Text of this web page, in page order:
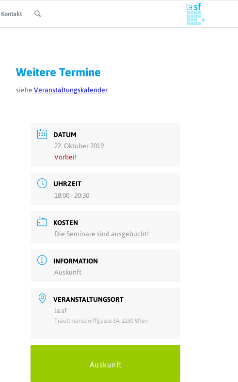
Kontakt
Weitere Termine
sieheVeranstaltungskalender
DATUM
22. Oktober 2019
Vorbei!
UHRZEIT
18:00 - 20:30
KOSTEN
Die Seminare sind ausgebucht!
INFORMATION
Auskunft
VERANSTALTUNGSORT
la:sf
Trauttmansdorffgasse 3A, 1130 Wien
Auskunft